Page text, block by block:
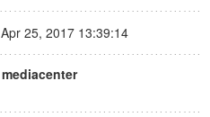
Apr 25, 2017 13:39:14
mediacenter